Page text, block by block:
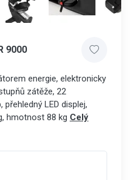
9000
energie, elektronicky
zátěže, 22
LED displej,
hmotnost 88 kg Celý